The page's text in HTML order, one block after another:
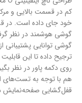
کم در قسمت بالایی و
خود جای داده است. در
گوشی هوشمند در نظر
گوشی توانایی پشتیبانی
ترجیح داده تا این
روی دکمه پاور در نظر
هم با توجه به تست‌های
قفل‌گشایی صفحه‌نمایش